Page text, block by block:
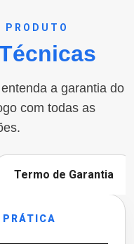
PRODUTO
a garantia do
com todas as
Termo de Garantia
PRÁTICA